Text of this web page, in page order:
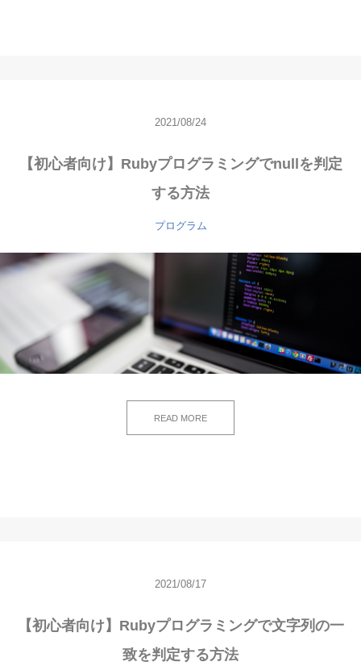
2021/08/24
【初心者向け】Rubyプログラミングでnullを判定
する方法
プログラム
READ MORE
2021/08/17
【初心者向け】Rubyプログラミングで文字列の一
致を判定する方法